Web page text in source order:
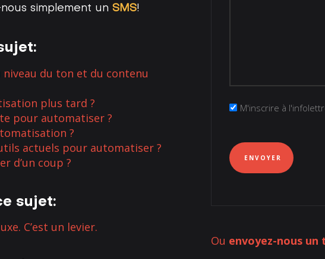
simplement un SMS!
niveau du ton et du contenu
plus tard ?
pour automatiser ?
?
actuels pour automatiser ?
d’un coup ?
sujet:
C’est un levier.
Infolettre
M'inscrire à
Ou envoyez-nous